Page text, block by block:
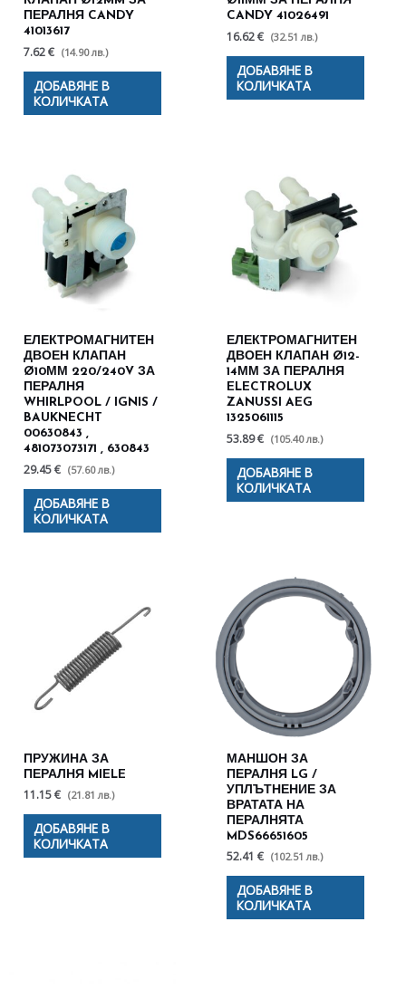
ПЕРАЛНЯ CANDY
41013617
7.62 € (14.90 лв.)
ДОБАВЯНЕ В
КОЛИЧКАТА
CANDY 41026491
16.62 € (32.51 лв.)
ДОБАВЯНЕ В
КОЛИЧКАТА
ЕЛЕКТРОМАГНИТЕН
ДВОЕН КЛАПАН
Ø10ММ 220/240V ЗА
ПЕРАЛНЯ
WHIRLPOOL / IGNIS /
BAUKNECHT
00630843 ,
481073073171 , 630843
29.45 € (57.60 лв.)
ДОБАВЯНЕ В
КОЛИЧКАТА
ЕЛЕКТРОМАГНИТЕН
ДВОЕН КЛАПАН Ø12-
14ММ ЗА ПЕРАЛНЯ
ELECTROLUX
ZANUSSI AEG
1325061115
53.89 € (105.40 лв.)
ДОБАВЯНЕ В
КОЛИЧКАТА
ПРУЖИНА ЗА
ПЕРАЛНЯ MIELE
11.15 € (21.81 лв.)
ДОБАВЯНЕ В
КОЛИЧКАТА
МАНШОН ЗА
ПЕРАЛНЯ LG /
УПЛЪТНЕНИЕ ЗА
ВРАТАТА НА
ПЕРАЛНЯТА
MDS66651605
52.41 € (102.51 лв.)
ДОБАВЯНЕ В
КОЛИЧКАТА